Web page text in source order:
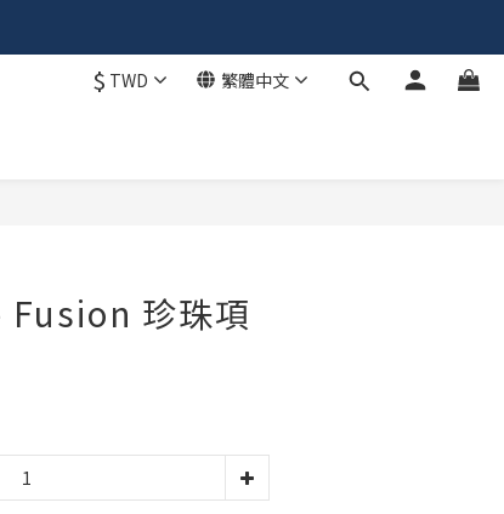
$ TWD 繁體中文
珍珠項